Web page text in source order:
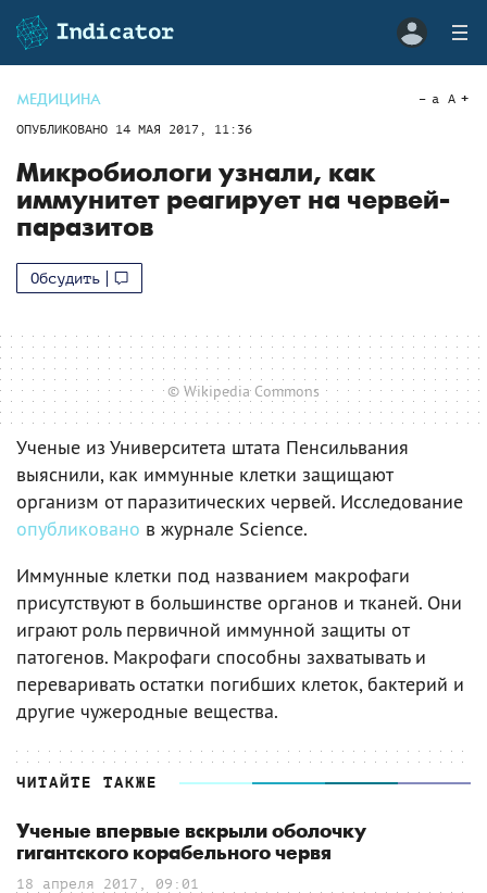
МЕДИЦИНА
ОПУБЛИКОВАНО 14 МАЯ 2017, 11:36
a A
Микробиологи узнали, как
иммунитет реагирует на червей-
паразитов
Обсудить
© Wikipedia Commons
Ученые из Университета штата Пенсильвания
выяснили, как иммунные клетки защищают
организм от паразитических червей. Исследование
опубликовано в журнале Science.
Иммунные клетки под названием макрофаги
присутствуют в большинстве органов и тканей. Они
играют роль первичной иммунной защиты от
патогенов. Макрофаги способны захватывать и
переваривать остатки погибших клеток, бактерий и
другие чужеродные вещества.
ЧИТАЙТЕ ТАКЖЕ
Ученые впервые вскрыли оболочку
гигантского корабельного червя
18 апреля 2017, 09:01